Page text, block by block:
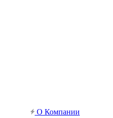
О Компании